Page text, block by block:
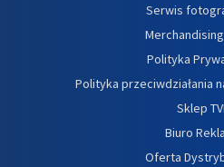
Serwis
Polityka
Polityka przeciwdziałania
Sklep
Biuro
Oferta